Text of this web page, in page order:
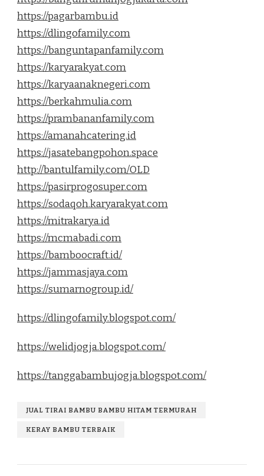
https://pagarbambu.id
https://dlingofamily.com
https://banguntapanfamily.com
https://karyarakyat.com
https://karyaanaknegeri.com
https://berkahmulia.com
https://prambananfamily.com
https://amanahcatering.id
https://jasatebangpohon.space
http://bantulfamily.com/OLD
https://pasirprogosuper.com
https://sodaqoh.karyarakyat.com
https://mitrakarya.id
https://mcmabadi.com
https://bamboocraft.id/
https://jammasjaya.com
https://sumarnogroup.id/
https://dlingofamily.blogspot.com/
https://welidjogja.blogspot.com/
https://tanggabambujogja.blogspot.com/
JUAL TIRAI BAMBU BAMBU HITAM TERMURAH
KERAY BAMBU TERBAIK